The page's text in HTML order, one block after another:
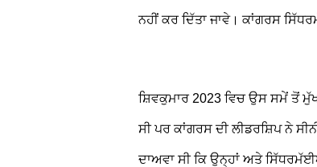
ਨਹੀਂ ਕਰ ਦਿੱਤਾ ਜਾਵੇ। ਕਾਂਗਰਸ
ਸ਼ਿਵਕੁਮਾਰ 2023 ਵਿਚ ਉਸ ਸਮੇਂ ਤੋਂ
ਸੀ ਪਰ ਕਾਂਗਰਸ ਦੀ ਲੀਡਰਸ਼ਿਪ ਨੇ
ਦਾਅਵਾ ਸੀ ਕਿ ਉਨ੍ਹਾਂ ਅਤੇ